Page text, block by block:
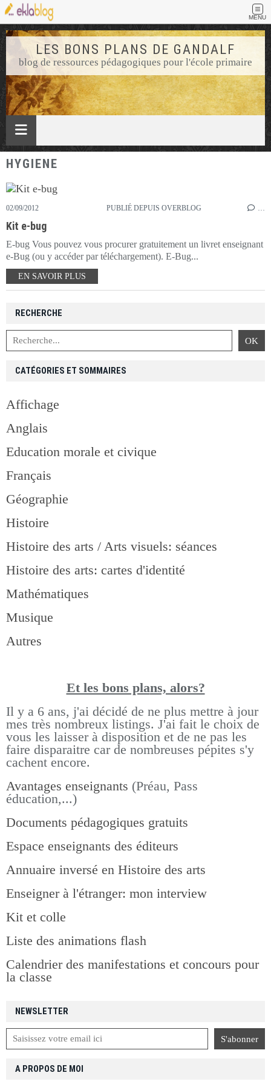
MENU
LES BONS PLANS DE GANDALF
blog de ressources pédagogiques pour l'école primaire
HYGIENE
02/09/2012 PUBLIÉ DEPUIS OVERBLOG …
Kit e-bug
E-bug Vous pouvez vous procurer gratuitement un livret enseignant
e-Bug (ou y accéder par téléchargement). E-Bug...
EN SAVOIR PLUS
NEWSLETTER
RECHERCHE
CATÉGORIES ET SOMMAIRES
Affichage
Anglais
Education morale et civique
Français
Géographie
Histoire
Histoire des arts / Arts visuels: séances
Histoire des arts: cartes d'identité
Mathématiques
Musique
Autres
Et les bons plans, alors?
Il y a 6 ans, j'ai décidé de ne plus mettre à jour
mes très nombreux listings. J'ai fait le choix de
vous les laisser à disposition et de ne pas les
faire disparaitre car de nombreuses pépites s'y
cachent encore.
Avantages enseignants (Préau, Pass
éducation,...)
Documents pédagogiques gratuits
Espace enseignants des éditeurs
Annuaire inversé en Histoire des arts
Enseigner à l'étranger: mon interview
Kit et colle
Liste des animations flash
Calendrier des manifestations et concours pour
la classe
A PROPOS DE MOI